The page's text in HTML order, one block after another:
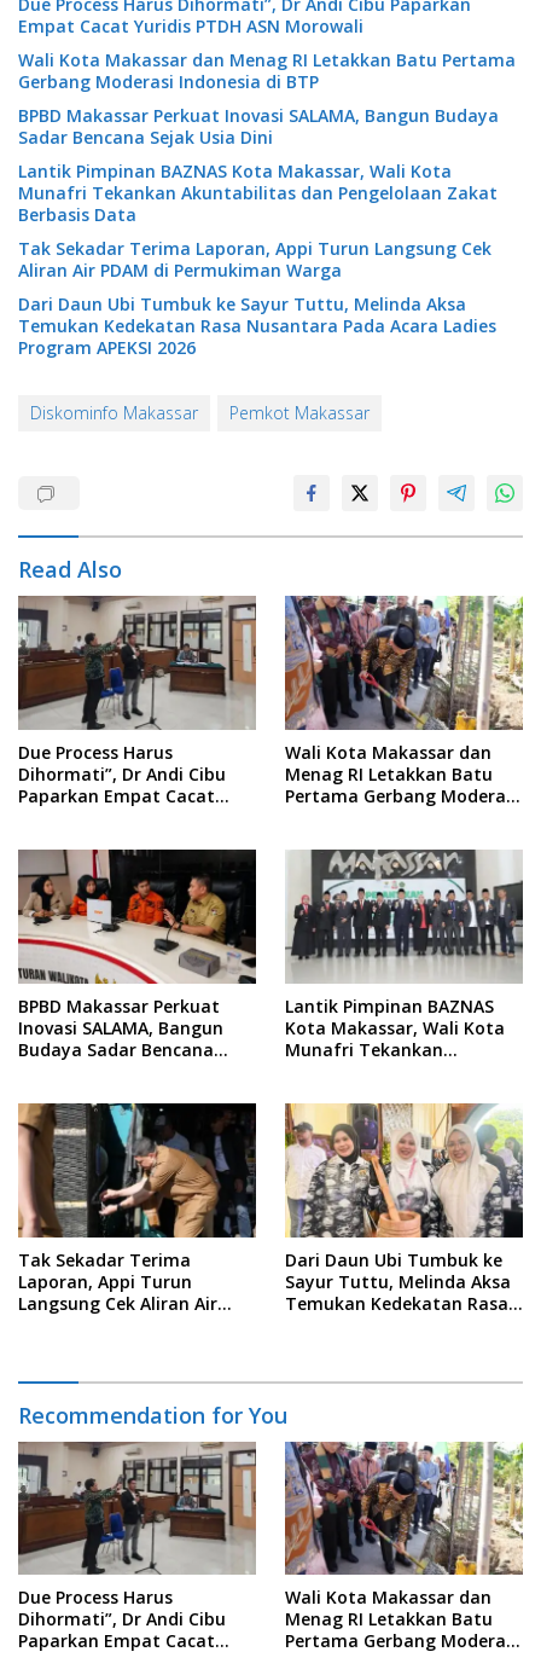
Empat Cacat Yuridis PTDH ASN Morowali
Wali Kota Makassar dan Menag RI Letakkan Batu Pertama
Gerbang Moderasi Indonesia di BTP
BPBD Makassar Perkuat Inovasi SALAMA, Bangun Budaya
Sadar Bencana Sejak Usia Dini
Lantik Pimpinan BAZNAS Kota Makassar, Wali Kota
Munafri Tekankan Akuntabilitas dan Pengelolaan Zakat
Berbasis Data
Tak Sekadar Terima Laporan, Appi Turun Langsung Cek
Aliran Air PDAM di Permukiman Warga
Dari Daun Ubi Tumbuk ke Sayur Tuttu, Melinda Aksa
Temukan Kedekatan Rasa Nusantara Pada Acara Ladies
Program APEKSI 2026
Diskominfo Makassar Pemkot Makassar
Read Also
Due Process Harus
Dihormati”, Dr Andi Cibu
Paparkan Empat Cacat
Wali Kota Makassar dan
Menag RI Letakkan Batu
Pertama Gerbang Moderasi
BPBD Makassar Perkuat
Inovasi SALAMA, Bangun
Budaya Sadar Bencana
Lantik Pimpinan BAZNAS
Kota Makassar, Wali Kota
Munafri Tekankan
Data
Tak Sekadar Terima
Laporan, Appi Turun
Langsung Cek Aliran Air
Dari Daun Ubi Tumbuk ke
Sayur Tuttu, Melinda Aksa
Temukan Kedekatan Rasa
Recommendation for You
Due Process Harus
Dihormati”, Dr Andi Cibu
Paparkan Empat Cacat
Wali Kota Makassar dan
Menag RI Letakkan Batu
Pertama Gerbang Moderasi